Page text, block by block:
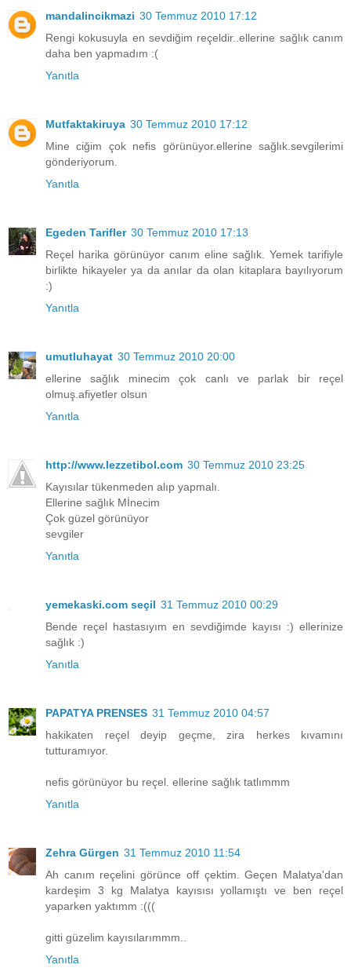
mandalincikmazi 30 Temmuz 2010 17:12
Rengi kokusuyla en sevdiğim reçeldir..ellerine sağlık canım
daha ben yapmadım :(
Yanıtla
Mutfaktakiruya 30 Temmuz 2010 17:12
Mine ciğim çok nefis görünüyor.ellerine sağlık.sevgilerimi
gönderiyorum.
Yanıtla
Egeden Tarifler 30 Temmuz 2010 17:13
Reçel harika görünüyor canım eline sağlık. Yemek tarifiyle
birlikte hikayeler ya da anılar da olan kitaplara bayılıyorum
:)
Yanıtla
umutluhayat 30 Temmuz 2010 20:00
ellerine sağlık minecim çok canlı ve parlak bir reçel
olmuş.afiyetler olsun
Yanıtla
http://www.lezzetibol.com 30 Temmuz 2010 23:25
Kayısılar tükenmeden alıp yapmalı.
Ellerine sağlık Mİnecim
Çok güzel görünüyor
sevgiler
Yanıtla
yemekaski.com seçil 31 Temmuz 2010 00:29
Bende reçel hastasıyım en sevdiğimde kayısı :) ellerinize
sağlık :)
Yanıtla
PAPATYA PRENSES 31 Temmuz 2010 04:57
hakikaten reçel deyip geçme, zira herkes kıvamını
tutturamıyor.
nefis görünüyor bu reçel. ellerine sağlık tatlımmm
Yanıtla
Zehra Gürgen 31 Temmuz 2010 11:54
Ah canım reçelini görünce off çektim. Geçen Malatya'dan
kardeşim 3 kg Malatya kayısısı yollamıştı ve ben reçel
yaparken yaktımm :(((
gitti güzelim kayısılarımmm..
Yanıtla